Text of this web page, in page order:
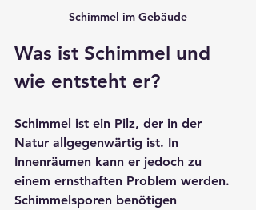
Schimmel im Gebäude
Was ist Schimmel und
wie entsteht er?
Schimmel ist ein Pilz, der in der
Natur allgegenwärtig ist. In
Innenräumen kann er jedoch zu
einem ernsthaften Problem werden.
Schimmelsporen benötigen